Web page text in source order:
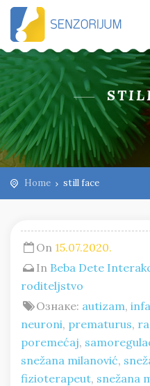
Home still face
On 15.07.2020.
In Beba Dete
roditeljstvo
Ознаке: autizam,
neuroni, prematurus,
poremećaj,
snežana milanović,
fizioterapeut, snežana